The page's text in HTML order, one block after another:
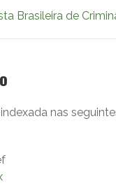
Brasileira de
nas